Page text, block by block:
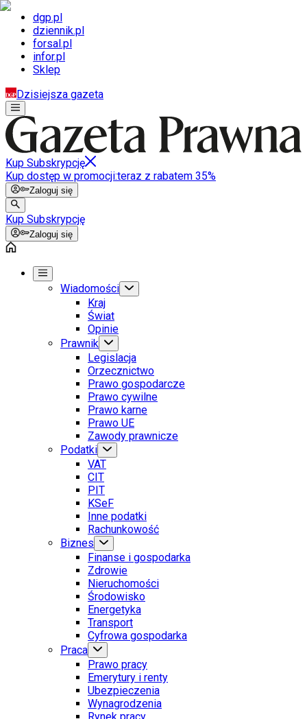
dgp.pl
dziennik.pl
forsal.pl
infor.pl
Sklep
Dzisiejsza gazeta
Kup Subskrypcję
Kup dostęp w promocji:teraz z rabatem 35%
Zaloguj się
Kup Subskrypcję
Zaloguj się
Wiadomości
Kraj
Świat
Opinie
Prawnik
Legislacja
Orzecznictwo
Prawo gospodarcze
Prawo cywilne
Prawo karne
Prawo UE
Zawody prawnicze
Podatki
VAT
CIT
PIT
KSeF
Inne podatki
Rachunkowość
Biznes
Finanse i gospodarka
Zdrowie
Nieruchomości
Środowisko
Energetyka
Transport
Cyfrowa gospodarka
Praca
Prawo pracy
Emerytury i renty
Ubezpieczenia
Wynagrodzenia
Rynek pracy